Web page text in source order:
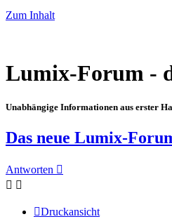
Zum Inhalt
Lumix-Forum -
Unabhängige Informationen aus erster
Das neue Lumix-
Antworten
Druckansicht